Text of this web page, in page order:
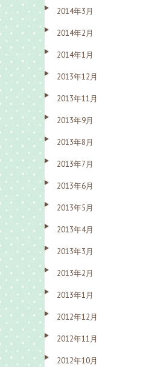
2014年3月
2014年2月
2014年1月
2013年12月
2013年11月
2013年9月
2013年8月
2013年7月
2013年6月
2013年5月
2013年4月
2013年3月
2013年2月
2013年1月
2012年12月
2012年11月
2012年10月